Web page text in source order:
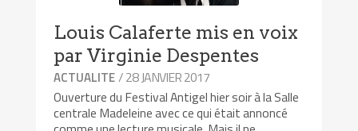
Louis Calaferte mis en voix
par Virginie Despentes
ACTUALITE/ 28 JANVIER 2017
Ouverture du Festival Antigel hier soir à la Salle
centrale Madeleine avec ce qui était annoncé